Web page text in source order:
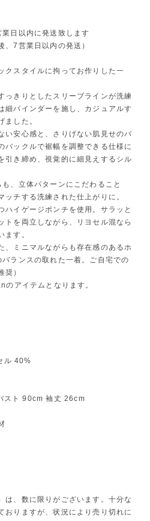
日以内に発送致します
、7営業日以内の発送）
クスタイルに拘ってお作りした一
っきりとしたスリーブラインが洗練
細バインダーを施し、カジュアルす
ました。
い安心感と、さりげない肌見せのバ
バックルで裾幅を調整できる仕様に
引き締め、視覚的に細見えするシル
、立体パターンにこだわること
チする洗練された仕上がりに。
ハイゲージポンチを使用。サラッと
トを両立しながら、リヨセル混なら
ます。
、ミニマルながらも存在感のあるホ
ランスの取れた一着。ご自宅での
奨）
アイテムとなります。
ル 40%
スト 90cm 袖丈 26cm
は、数に限りがございます。十分な
おりますが、状況により売り切れに